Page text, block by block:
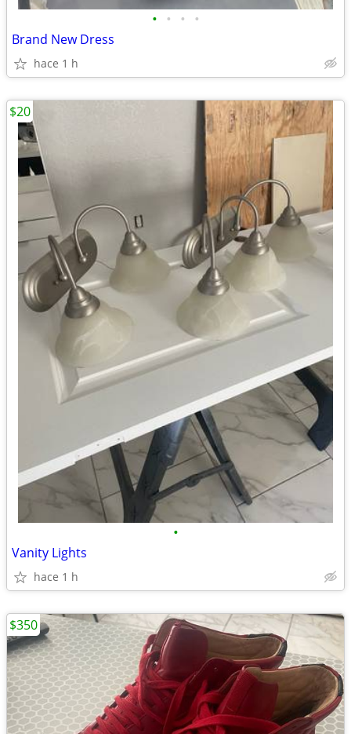
• • • •
Brand New Dress
hace 1 h
•
Vanity Lights
hace 1 h
$20
$350